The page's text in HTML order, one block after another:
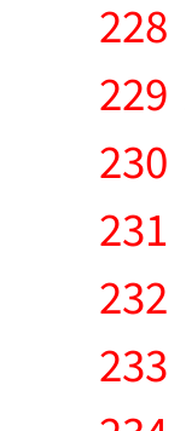
228
229
230
231
232
233